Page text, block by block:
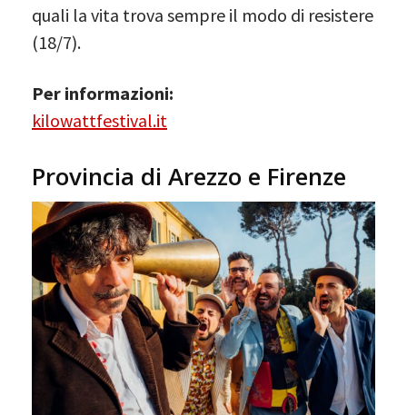
quali la vita trova sempre il modo di resistere
(18/7).
Per informazioni:
kilowattfestival.it
Provincia di Arezzo e Firenze